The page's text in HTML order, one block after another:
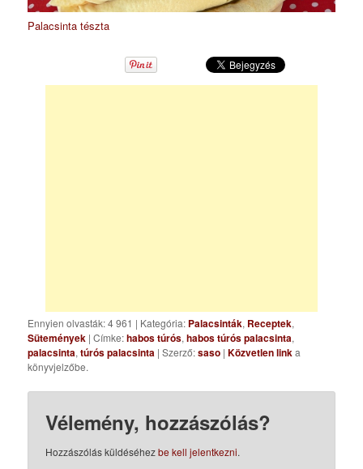
Palacsinta tészta
Ennyien olvasták: 4 961 | Kategória: Palacsinták, Receptek,
Sütemények | Címke:habos túrós,habos túrós palacsinta,
palacsinta,túrós palacsinta | Szerző:saso |Közvetlen linka
könyvjelzőbe.
Vélemény, hozzászólás?
Hozzászólás küldéséhezbe kell jelentkezni.